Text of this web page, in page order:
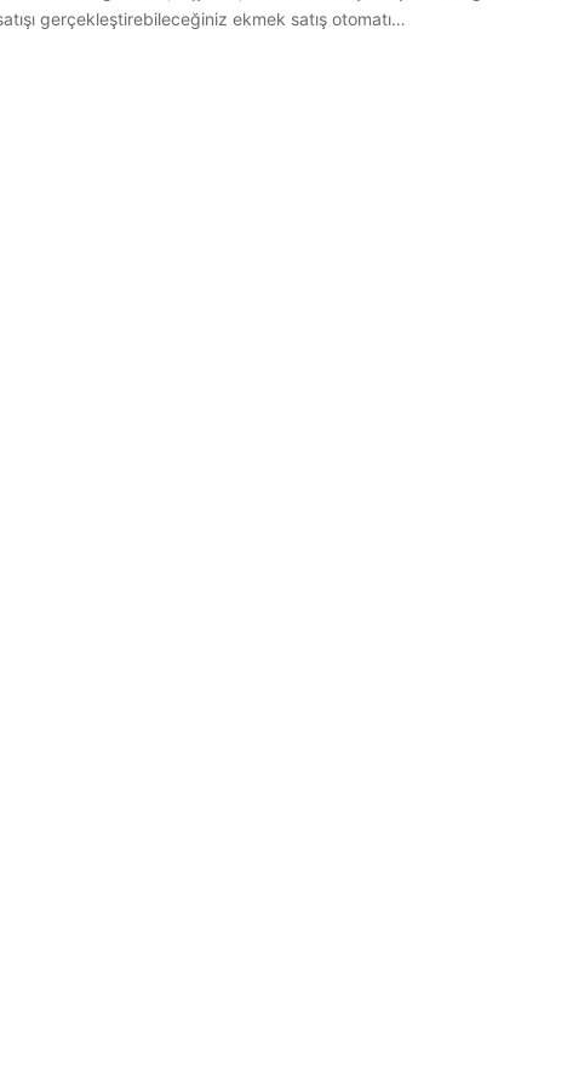
gerçekleştirebileceğiniz ekmek satış otomatı…